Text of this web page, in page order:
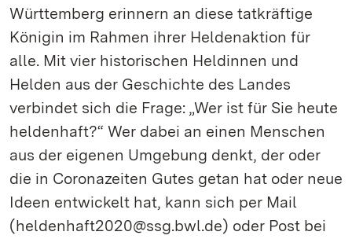
Württemberg erinnern an diese tatkräftige
Königin im Rahmen ihrer Heldenaktion für
alle. Mit vier historischen Heldinnen und
Helden aus der Geschichte des Landes
verbindet sich die Frage: „Wer ist für Sie heute
heldenhaft?“ Wer dabei an einen Menschen
aus der eigenen Umgebung denkt, der oder
die in Coronazeiten Gutes getan hat oder neue
Ideen entwickelt hat, kann sich per Mail
(heldenhaft2020@ssg.bwl.de) oder Post bei